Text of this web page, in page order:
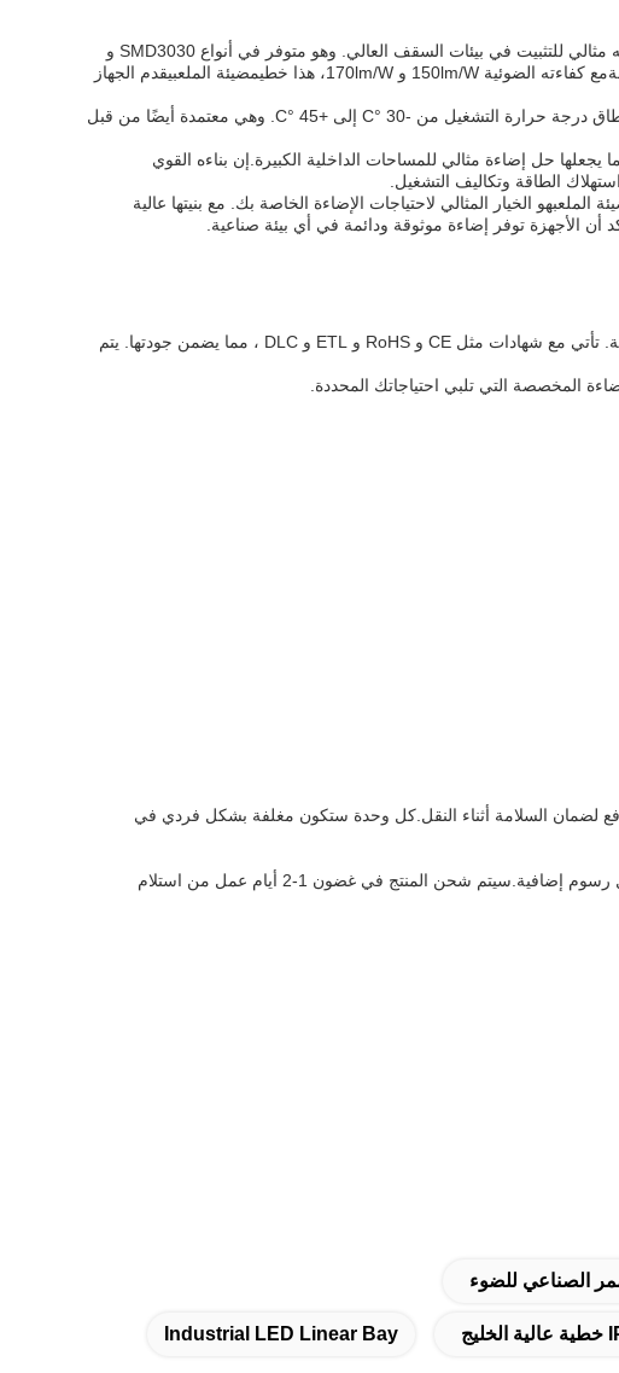
يحتوي على تصميم أنيق وعصري يجعله مثالي للتثبيت في بيئات السقف العالي. وهو متوفر في أنواع SMD3030 و
مضيئة الملعبيقدم الجهاز
مصممة لتحمل البيئات القاسية والدرجات الحرارية القاسية، مع نطاق درجة حرارة التشغيل من -30 °C إلى +45 °C. وهي معتمدة أيضًا من قبل
يجعلها حل إضاءة مثالي للمساحات الداخلية الكبيرة.إن بناءه القوي
الطاقة وتكاليف التشغيل.
الملعبهو الخيار المثالي لاحتياجات الإضاءة الخاصة بك. مع بنيتها عالية
أن الأجهزة توفر إضاءة موثوقة ودائمة في أي بيئة صناعية.
لديها كفاءة طاقة ≥90٪ ، مما يضمن فعالية التكلفة وتوفير الطاقة. تأتي مع شهادات مثل CE و RoHS و ETL و DLC ، مما يضمن جودتها. يتم
لضمان السلامة أثناء النقل.كل وحدة ستكون مغلفة بشكل فردي في
شركتنا تقدم شحنًا قياسيًا داخل الولايات المتحدة. خيارات الشحن السريع متوفرة أيضًا مقابل رسوم إضافية.سيتم شحن المنتج في غضون 1-2 أيام عمل من استلام
Industrial LED Linear Bay